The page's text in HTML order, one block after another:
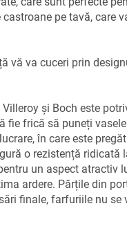
pe tavă, care
vă va cuceri prin
și Boch este
fie frică să puneți
în care este
o rezistență ridicată
un aspect atractiv
ardere. Părțile din
finale, farfuriile nu